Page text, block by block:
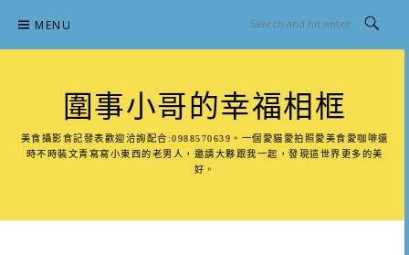
content
MENU
圍事小哥的幸福相框
美食攝影食記發表歡迎洽詢配合:0988570639。一個愛貓愛拍照愛美食愛咖啡還
時不時裝文青寫寫小東西的老男人，邀請大夥跟我一起，發現這世界更多的美
好。